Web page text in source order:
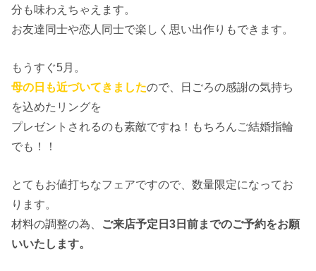
分も味わえちゃえます。
お友達同士や恋人同士で楽しく思い出作りもできます。
もうすぐ5月。
母の日も近づいてきましたので、日ごろの感謝の気持ち
を込めたリングを
プレゼントされるのも素敵ですね！もちろんご結婚指輪
でも！！
とてもお値打ちなフェアですので、数量限定になってお
ります。
材料の調整の為、 ご来店予定日3日前までのご予約をお願
いいたします。